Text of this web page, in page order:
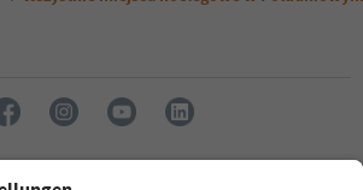
Język: Polski